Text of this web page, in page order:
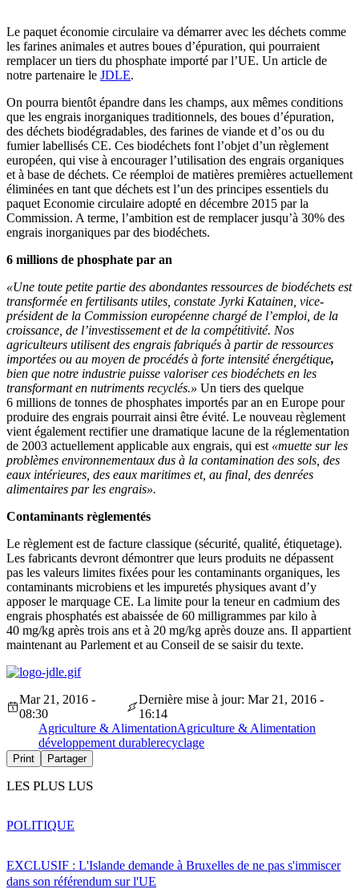
Le paquet économie circulaire va démarrer avec les déchets comme
les farines animales et autres boues d’épuration, qui pourraient
remplacer un tiers du phosphate importé par l’UE. Un article de
notre partenaire le JDLE.
On pourra bientôt épandre dans les champs, aux mêmes conditions
que les engrais inorganiques traditionnels, des boues d’épuration,
des déchets biodégradables, des farines de viande et d’os ou du
fumier labellisés CE. Ces biodéchets font l’objet d’un règlement
européen, qui vise à encourager l’utilisation des engrais organiques
et à base de déchets. Ce réemploi de matières premières actuellement
éliminées en tant que déchets est l’un des principes essentiels du
paquet Economie circulaire adopté en décembre 2015 par la
Commission. A terme, l’ambition est de remplacer jusqu’à 30% des
engrais inorganiques par des biodéchets.
6 millions de phosphate par an
«Une toute petite partie des abondantes ressources de biodéchets est
transformée en fertilisants utiles, constate Jyrki Katainen, vice-
président de la Commission européenne chargé de l’emploi, de la
croissance, de l’investissement et de la compétitivité. Nos
agriculteurs utilisent des engrais fabriqués à partir de ressources
importées ou au moyen de procédés à forte intensité énergétique,
bien que notre industrie puisse valoriser ces biodéchets en les
transformant en nutriments recyclés.» Un tiers des quelque
6 millions de tonnes de phosphates importés par an en Europe pour
produire des engrais pourrait ainsi être évité. Le nouveau règlement
vient également rectifier une dramatique lacune de la réglementation
de 2003 actuellement applicable aux engrais, qui est «muette sur les
problèmes environnementaux dus à la contamination des sols, des
eaux intérieures, des eaux maritimes et, au final, des denrées
alimentaires par les engrais».
Contaminants règlementés
Le règlement est de facture classique (sécurité, qualité, étiquetage).
Les fabricants devront démontrer que leurs produits ne dépassent
pas les valeurs limites fixées pour les contaminants organiques, les
contaminants microbiens et les impuretés physiques avant d’y
apposer le marquage CE. La limite pour la teneur en cadmium des
engrais phosphatés est abaissée de 60 milligrammes par kilo à
40 mg/kg après trois ans et à 20 mg/kg après douze ans. Il appartient
maintenant au Parlement et au Conseil de se saisir du texte.
Mar 21, 2016 -
08:30
Dernière mise à jour: Mar 21, 2016 -
16:14
Agriculture & AlimentationAgriculture & Alimentation
développement durablerecyclage
Print Partager
LES PLUS LUS
EXCLUSIF : L'Islande demande à Bruxelles de ne pas s'immiscer
dans son référendum sur l'UE
POLITIQUE